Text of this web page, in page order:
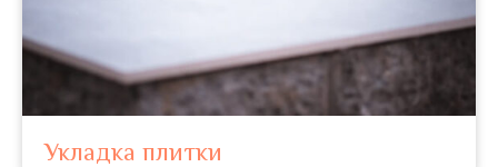
Укладка плитки